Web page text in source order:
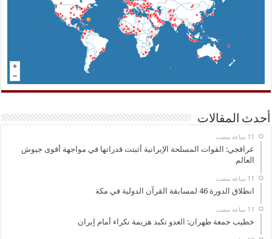
أحدث المقالات
عراقجي: القوات المسلحة الإيرانية أثبتت قدراتها في مواجهة أقوى جيوش
العالم
انطلاق الدورة 46 لمسابقة القرآن الدولية في مكة
خطيب جمعة طهران: العدو تكبد هزيمة نكراء أمام إيران